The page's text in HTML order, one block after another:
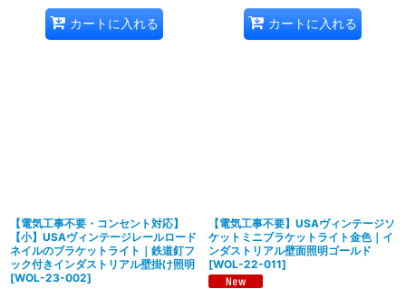
カートに入れる カートに入れる
【電気工事不要・コンセント対応】
【小】USAヴィンテージレールロード
ネイルのブラケットライト｜鉄道釘フ
ック付きインダストリアル壁掛け照明
[WOL-23-002]
【電気工事不要】USAヴィンテージソ
ケットミニブラケットライト金色｜イ
ンダストリアル壁面照明ゴールド
[WOL-22-011]